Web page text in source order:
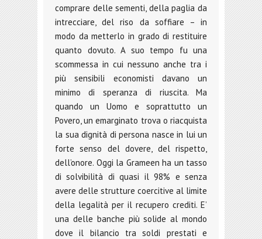
comprare delle sementi, della paglia da
intrecciare, del riso da soffiare – in
modo da metterlo in grado di restituire
quanto dovuto. A suo tempo fu una
scommessa in cui nessuno anche tra i
più sensibili economisti davano un
minimo di speranza di riuscita. Ma
quando un Uomo e soprattutto un
Povero, un emarginato trova o riacquista
la sua dignità di persona nasce in lui un
forte senso del dovere, del rispetto,
dell’onore. Oggi la Grameen ha un tasso
di solvibilità di quasi il 98% e senza
avere delle strutture coercitive al limite
della legalità per il recupero crediti. E’
una delle banche più solide al mondo
dove il bilancio tra soldi prestati e